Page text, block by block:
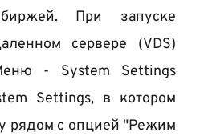
При запуске
сервере (VDS)
- System Settings
Settings, в котором
рядом с опцией "Режим